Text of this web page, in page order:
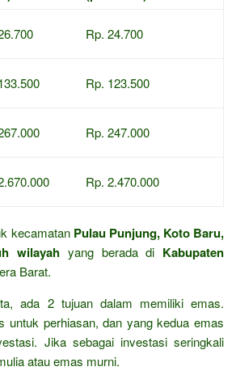
Rp. 24.700
Rp. 123.500
Rp. 247.000
Rp. 2.470.000
kecamatan Pulau Punjung, Koto Baru,
wilayah yang berada di Kabupaten
Barat.
ada 2 tujuan dalam memiliki emas.
untuk perhiasan, dan yang kedua emas
Jika sebagai investasi seringkali
atau emas murni.